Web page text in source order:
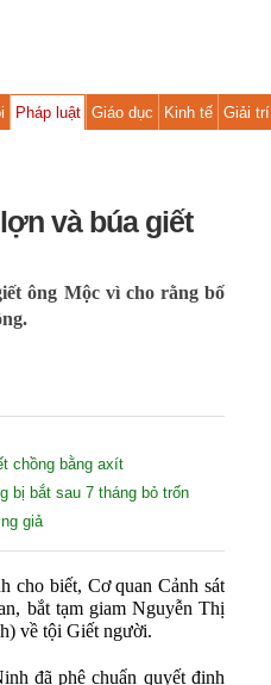
Pháp luật Giáo dục Kinh tế Giải trí
và búa giết
ông Mộc vì cho rằng bố
chồng bằng axít
bị bắt sau 7 tháng bỏ trốn
giả
cho biết, Cơ quan Cảnh sát
bắt tạm giam Nguyễn Thị
về tội Giết người.
đã phê chuẩn quyết định